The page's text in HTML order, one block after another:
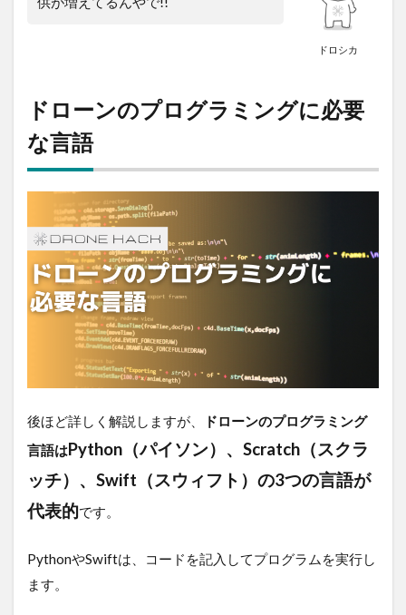
ドロシカ
ドローンのプログラミングに必要
な言語
後ほど詳しく解説しますが、
ドローンのプログラミング
言語はPython（パイソン）、 Scratch（スクラ
ッチ）、 Swift（スウィフト）の3つの言語が
代表的です。
PythonやSwiftは、コードを記入してプログラムを実行し
ます。